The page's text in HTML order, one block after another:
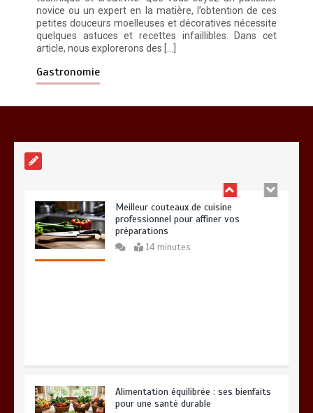
novice ou un expert en la matière, l’obtention de ces
petites douceurs moelleuses et décoratives nécessite
quelques astuces et recettes infaillibles. Dans cet
article, nous explorerons des […]
Gastronomie
Entretien d’espaces verts à Evreux :
pourquoi le savoir-faire fait la
différence
Meilleur couteaux de cuisine
professionnel pour affiner vos
préparations
14 minutes
Alimentation équilibrée : ses bienfaits
pour une santé durable